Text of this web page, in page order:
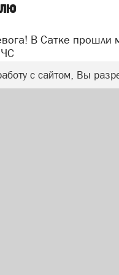
выставка
Екатерины
с сайтом, Вы